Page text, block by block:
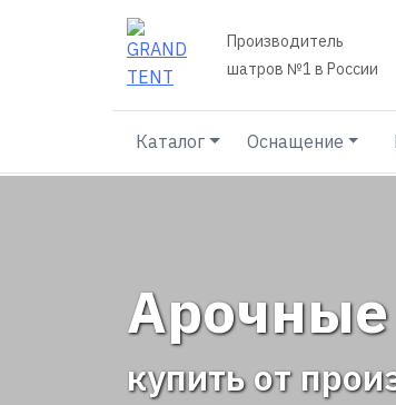
Производитель
шатров №1 в России
Каталог Оснащение
купить от